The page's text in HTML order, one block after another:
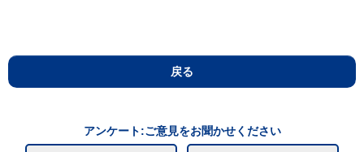
戻る
アンケート:ご意見をお聞かせください